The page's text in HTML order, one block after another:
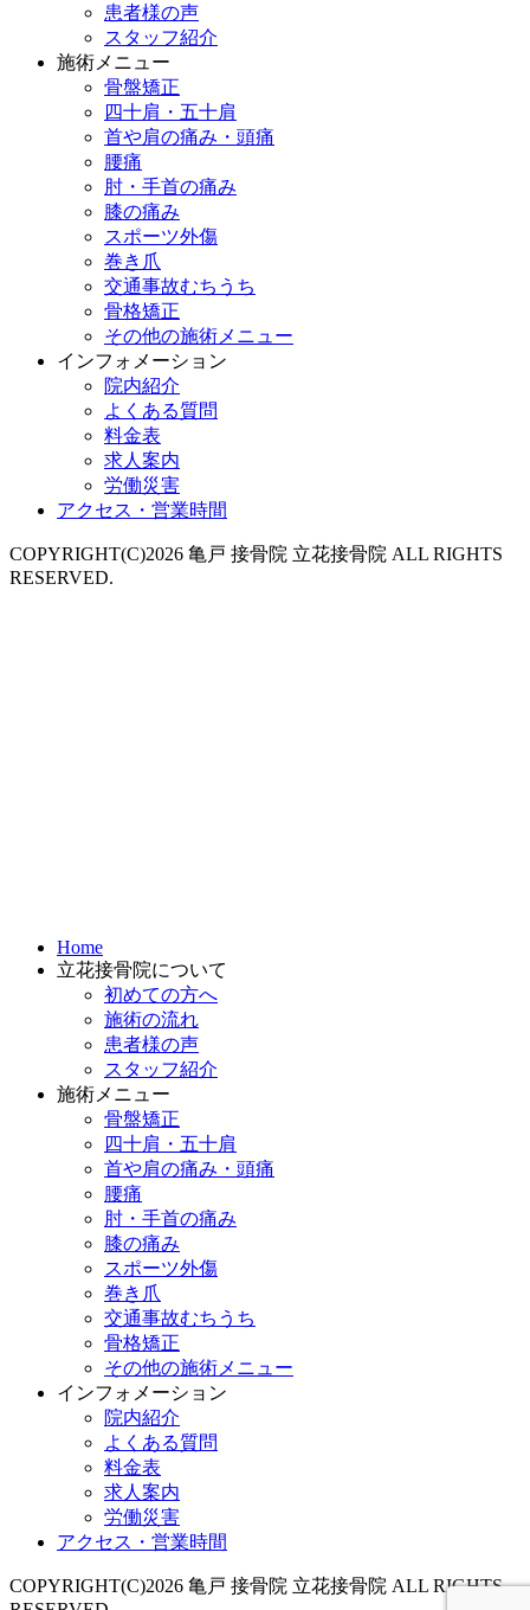
患者様の声
スタッフ紹介
施術メニュー
骨盤矯正
四十肩・五十肩
首や肩の痛み・頭痛
腰痛
肘・手首の痛み
膝の痛み
スポーツ外傷
巻き爪
交通事故むちうち
骨格矯正
その他の施術メニュー
インフォメーション
院内紹介
よくある質問
料金表
求人案内
労働災害
アクセス・営業時間
COPYRIGHT(C)2026 亀戸 接骨院 立花接骨院 ALL RIGHTS
RESERVED.
Home
立花接骨院について
初めての方へ
施術の流れ
患者様の声
スタッフ紹介
施術メニュー
骨盤矯正
四十肩・五十肩
首や肩の痛み・頭痛
腰痛
肘・手首の痛み
膝の痛み
スポーツ外傷
巻き爪
交通事故むちうち
骨格矯正
その他の施術メニュー
インフォメーション
院内紹介
よくある質問
料金表
求人案内
労働災害
アクセス・営業時間
COPYRIGHT(C)2026 亀戸 接骨院 立花接骨院 ALL RIGHTS